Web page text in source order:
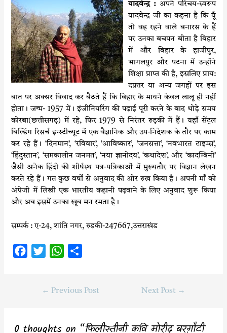
यादवेन्द्र : अपने परिचय-स्वरूप
यादवेन्द्र जी का कहना है कि यूँ
तो वह रहने वाले बनारस के हैं
पर उनका बचपन बीता है बिहार
में और बिहार के हाजीपुर,
भागलपुर और पटना में उन्होंने
शिक्षा प्राप्त की है, इसलिए प्राय:
दफ़्तर या अन्य जगहों पर इस
बात पर अक्सर विवाद कर बैठते हैं कि बिहार के मायने केवल लालू ही नहीं
होता। जन्म- 1957 में। इंजीनियरिंग की पढ़ाई पूरी करने के बाद थोड़े समय
कोरबा(छत्तीसगढ़) में रहे, फिर 1979 से निरंतर रुड़की में हैं। यहाँ सेंट्रल
बिल्डिंग रिसर्च इन्स्टीच्यूट में एक वैज्ञानिक और उप-निदेशक के तौर पर काम
कर रहे हैं। ‘दिनमान’, ‘रविवार’, ‘आविष्कार’, ‘जनसत्ता’, ‘नवभारत टाइम्स’,
‘हिंदुस्तान’, ‘समकालीन जनमत’, ‘नया ज्ञानोदय’, ‘कथादेश’, और ‘कादम्बिनी’
जैसी अनेक हिंदी की शीर्षस्थ पत्र-पत्रिकाओं में मुख्यतौर पर विज्ञान लेखन
करते रहे हैं। गत कुछ वर्षों से अनुवाद की ओर रुख किया है। अपनी माँ को
अंग्रेजी में लिखी एक भारतीय कहानी पढ़वाने के लिए अनुवाद शुरू किया
और अब इसमें उनका खूब मन रमता है।
सम्पर्क : ए-24, शांति नगर, रुड़की-247667,उत्तराखंड
t
W
t
r
← Previous Post Next Post →
0 thoughts on “फिलीस्तीनी कवि मोरीद बरग़ौटी